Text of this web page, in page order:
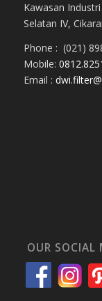
Kawasan
Selatan IV,
Phone : (021)
Mobile:
Email :
OUR SOCIAL